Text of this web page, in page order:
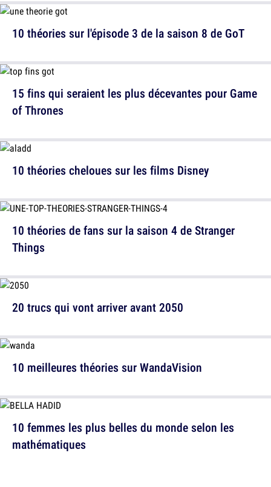
10 théories sur l'épisode 3 de la saison 8 de GoT
10 théories cheloues sur les films Disney
20 trucs qui vont arriver avant 2050
10 femmes les plus belles du monde selon les
mathématiques
15 fins qui seraient les plus décevantes pour Game
of Thrones
10 théories de fans sur la saison 4 de Stranger
Things
10 meilleures théories sur WandaVision